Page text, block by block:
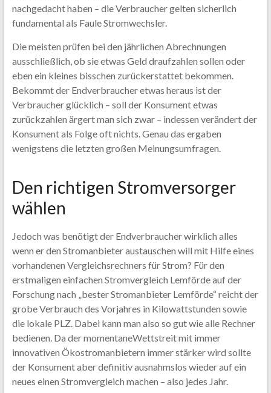
nachgedacht haben – die Verbraucher gelten sicherlich
fundamental als Faule Stromwechsler.
Die meisten prüfen bei den jährlichen Abrechnungen
ausschließlich, ob sie etwas Geld draufzahlen sollen oder
eben ein kleines bisschen zurückerstattet bekommen.
Bekommt der Endverbraucher etwas heraus ist der
Verbraucher glücklich – soll der Konsument etwas
zurückzahlen ärgert man sich zwar – indessen verändert der
Konsument als Folge oft nichts. Genau das ergaben
wenigstens die letzten großen Meinungsumfragen.
Den richtigen Stromversorger
wählen
Jedoch was benötigt der Endverbraucher wirklich alles
wenn er den Stromanbieter austauschen will mit Hilfe eines
vorhandenen Vergleichsrechners für Strom? Für den
erstmaligen einfachen Stromvergleich Lemförde auf der
Forschung nach „bester Stromanbieter Lemförde“ reicht der
grobe Verbrauch des Vorjahres in Kilowattstunden sowie
die lokale PLZ. Dabei kann man also so gut wie alle Rechner
bedienen. Da der momentaneWettstreit mit immer
innovativen Ökostromanbietern immer stärker wird sollte
der Konsument aber definitiv ausnahmslos wieder auf ein
neues einen Stromvergleich machen – also jedes Jahr.